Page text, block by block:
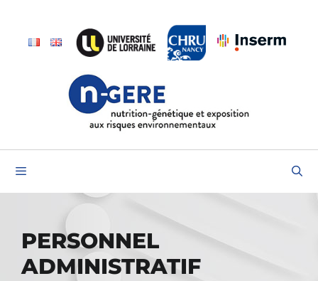
contenu
PERSONNEL
ADMINISTRATIF